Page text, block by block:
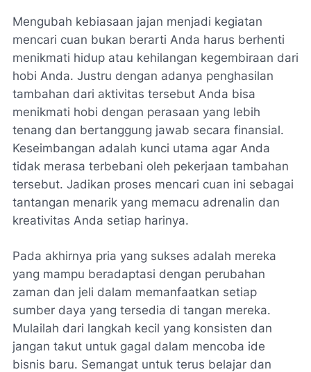
Mengubah kebiasaan jajan menjadi kegiatan
mencari cuan bukan berarti Anda harus berhenti
menikmati hidup atau kehilangan kegembiraan dari
hobi Anda. Justru dengan adanya penghasilan
tambahan dari aktivitas tersebut Anda bisa
menikmati hobi dengan perasaan yang lebih
tenang dan bertanggung jawab secara finansial.
Keseimbangan adalah kunci utama agar Anda
tidak merasa terbebani oleh pekerjaan tambahan
tersebut. Jadikan proses mencari cuan ini sebagai
tantangan menarik yang memacu adrenalin dan
kreativitas Anda setiap harinya.
Pada akhirnya pria yang sukses adalah mereka
yang mampu beradaptasi dengan perubahan
zaman dan jeli dalam memanfaatkan setiap
sumber daya yang tersedia di tangan mereka.
Mulailah dari langkah kecil yang konsisten dan
jangan takut untuk gagal dalam mencoba ide
bisnis baru. Semangat untuk terus belajar dan